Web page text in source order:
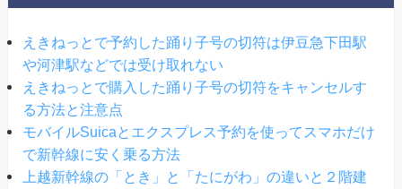
えきねっとで予約した踊り子号の切符は伊豆急下田駅
や河津駅などでは受け取れない
えきねっとで購入した踊り子号の切符をキャンセルす
る方法と注意点
モバイルSuicaとエクスプレス予約を使ってスマホだけ
で新幹線に安く乗る方法
上越新幹線の「とき」と「たにがわ」の違いと２階建